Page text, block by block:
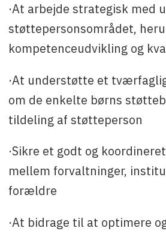
·At arbejde strategisk med
støttepersonsområdet,
kompetenceudvikling og
·At understøtte et
om de enkelte børns
tildeling af støtteperson
·Sikre et godt og
mellem forvaltninger,
forældre
·At bidrage til at optimere